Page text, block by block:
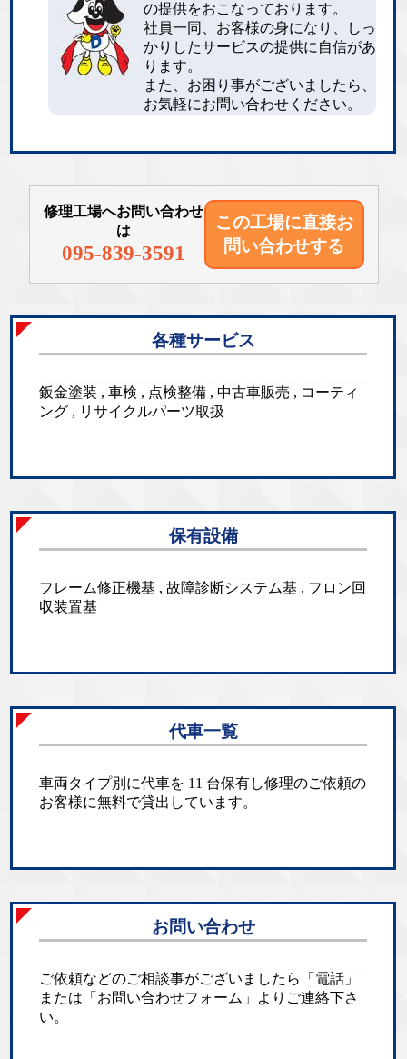
の提供をおこなっております。
社員一同、お客様の身になり、しっ
かりしたサービスの提供に自信があ
ります。
また、お困り事がございましたら、
お気軽にお問い合わせください。
修理工場へお問い合わせ
は
095-839-3591
この工場に直接お
問い合わせする
各種サービス
鈑金塗装 , 車検 , 点検整備 , 中古車販売 , コーティ
ング , リサイクルパーツ取扱
保有設備
フレーム修正機基 , 故障診断システム基 , フロン回
収装置基
代車一覧
車両タイプ別に代車を 11 台保有し修理のご依頼の
お客様に無料で貸出しています。
お問い合わせ
ご依頼などのご相談事がございましたら「電話」
または「お問い合わせフォーム」よりご連絡下さ
い。